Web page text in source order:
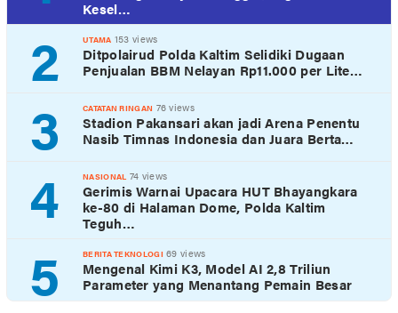
Kesel…
2 UTAMA 153 views
Ditpolairud Polda Kaltim Selidiki Dugaan
Penjualan BBM Nelayan Rp11.000 per Lite…
3 CATATAN RINGAN 76 views
Stadion Pakansari akan jadi Arena Penentu
Nasib Timnas Indonesia dan Juara Berta…
4 NASIONAL 74 views
Gerimis Warnai Upacara HUT Bhayangkara
ke-80 di Halaman Dome, Polda Kaltim
Teguh…
5 BERITA TEKNOLOGI 69 views
Mengenal Kimi K3, Model AI 2,8 Triliun
Parameter yang Menantang Pemain Besar